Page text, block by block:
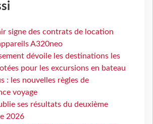
signe des contrats de location
A320neo
dévoile les destinations les
pour les excursions en bateau
: les nouvelles règles de
voyage
ses résultats du deuxième
2026